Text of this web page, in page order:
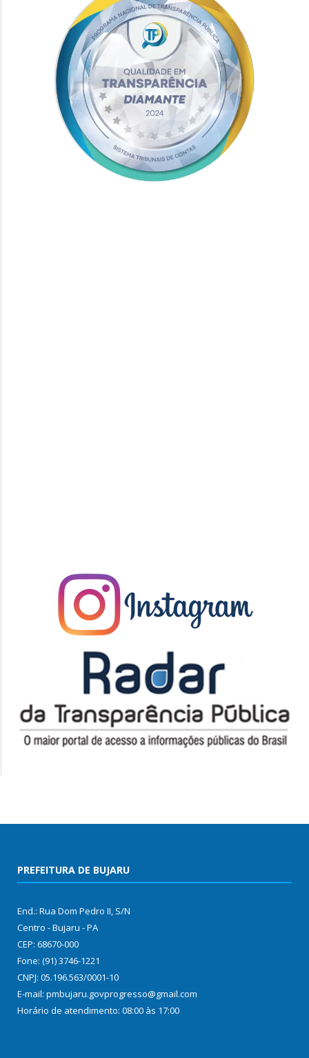
PREFEITURA DE BUJARU
End.: Rua Dom Pedro II, S/N
Centro - Bujaru - PA
CEP: 68670-000
Fone: (91) 3746-1221
CNPJ: 05.196.563/0001-10
E-mail: pmbujaru.govprogresso@gmail.com
Horário de atendimento: 08:00 às 17:00